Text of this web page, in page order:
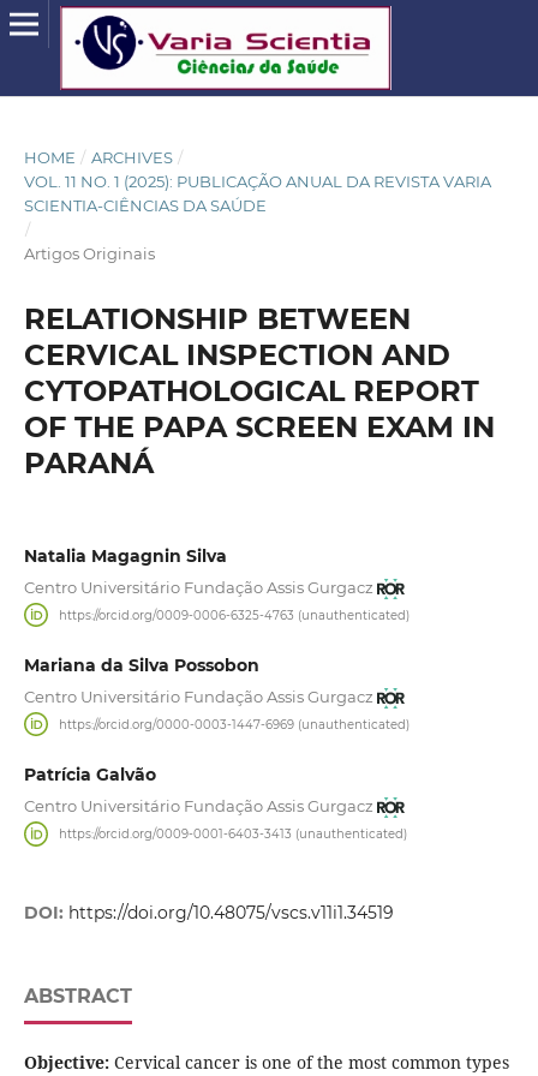
HOME / ARCHIVES /
VOL. 11 NO. 1 (2025): PUBLICAÇÃO ANUAL DA REVISTA VARIA
SCIENTIA-CIÊNCIAS DA SAÚDE
/
Artigos Originais
RELATIONSHIP BETWEEN
CERVICAL INSPECTION AND
CYTOPATHOLOGICAL REPORT
OF THE PAPA SCREEN EXAM IN
PARANÁ
Natalia Magagnin Silva
Centro Universitário Fundação Assis Gurgacz
https://orcid.org/0009-0006-6325-4763 (unauthenticated)
Mariana da Silva Possobon
Centro Universitário Fundação Assis Gurgacz
https://orcid.org/0000-0003-1447-6969 (unauthenticated)
Patrícia Galvão
Centro Universitário Fundação Assis Gurgacz
https://orcid.org/0009-0001-6403-3413 (unauthenticated)
DOI: https://doi.org/10.48075/vscs.v11i1.34519
ABSTRACT
Objective: Cervical cancer is one of the most common types